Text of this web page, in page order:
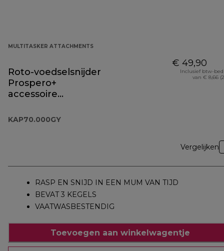
MULTITASKER ATTACHMENTS
Roto-voedselsnijder
Prospero+
accessoire
KAP70.000GY
€ 49,90
Inclusief btw-
van € 8,66
Vergelijken
RASP EN SNIJD IN EEN MUM VAN TIJD
BEVAT 3 KEGELS
VAATWASBESTENDIG
Toevoegen aan winkelwagentje